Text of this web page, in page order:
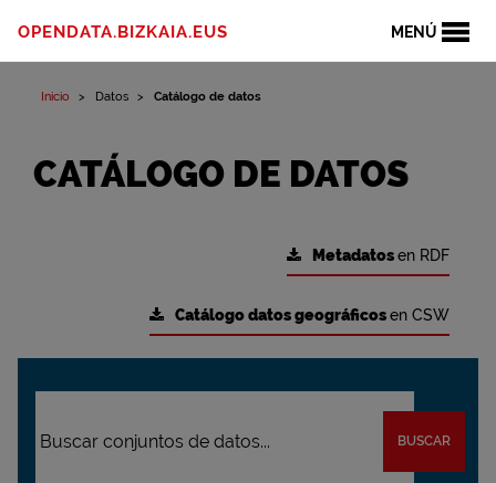
MENÚ
OPENDATA.BIZKAIA.EUS
Inicio Datos Catálogo de datos
CATÁLOGO DE DATOS
Metadatosen RDF
Catálogo datos geográficosen CSW
BUSCAR